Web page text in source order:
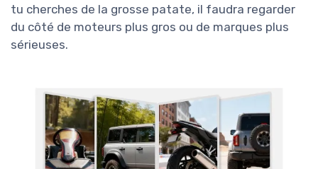
tu cherches de la grosse patate, il faudra regarder
du côté de moteurs plus gros ou de marques plus
sérieuses.